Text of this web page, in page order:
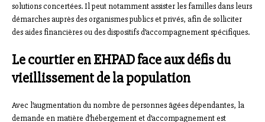
solutions concertées. Il peut notamment assister les familles dans leurs
démarches auprès des organismes publics et privés, afin de solliciter
des aides financières ou des dispositifs d’accompagnement spécifiques.
Le courtier en EHPAD face aux défis du
vieillissement de la population
Avec l’augmentation du nombre de personnes âgées dépendantes, la
demande en matière d’hébergement et d’accompagnement est